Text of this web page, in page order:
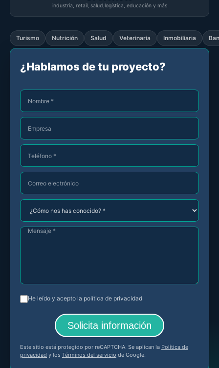
industria, retail, salud,logística, educación y más
Turismo Nutrición Salud Veterinaria Inmobiliaria
¿Hablamos de tu proyecto?
Nombre
*
Empresa
Teléfono
*
Correo
electrónico
¿Cómo
nos
has
Mensaje
He leído y acepto la política de privacidad
Solicita información
Este sitio está protegido por reCAPTCHA. Se aplican la Política de
privacidad y los Términos del servicio de Google.